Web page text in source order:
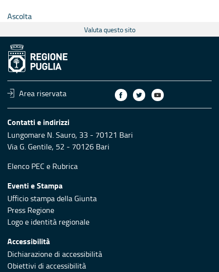
Ascolta
Valuta questo sito
Area riservata
Contatti e indirizzi
Lungomare N. Sauro, 33 - 70121 Bari
Via G. Gentile, 52 - 70126 Bari
Elenco PEC e Rubrica
Eventi e Stampa
Ufficio stampa della Giunta
Press Regione
Logo e identità regionale
Accessibilità
Dichiarazione di accessibilità
Obiettivi di accessibilità